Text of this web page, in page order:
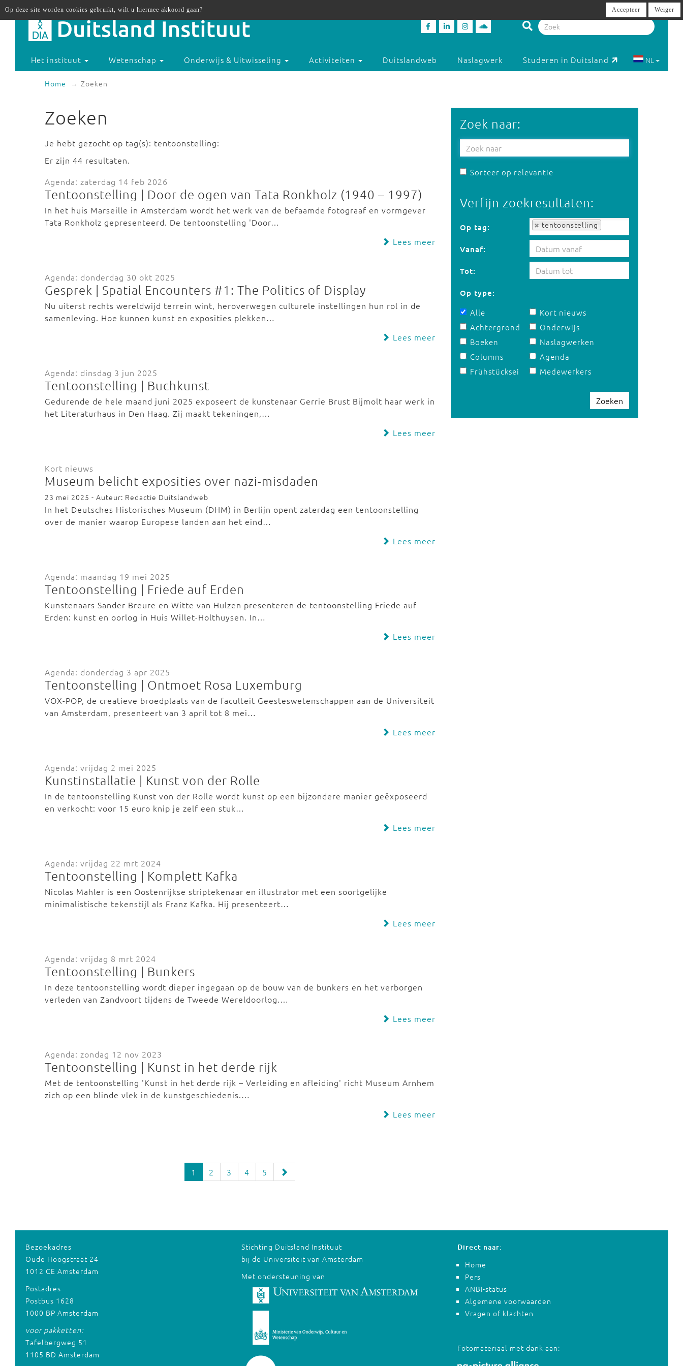
Het instituut Wetenschap Onderwijs & Uitwisseling Activiteiten Duitslandweb Naslagwerk Studeren in Duitsland NL
Home Zoeken
Zoeken
Je hebt gezocht op tag(s): tentoonstelling:
Er zijn 44 resultaten.
Agenda: zaterdag 14 feb 2026
Tentoonstelling | Door de ogen van Tata Ronkholz (1940 – 1997)
In het huis Marseille in Amsterdam wordt het werk van de befaamde fotograaf en vormgever
Tata Ronkholz gepresenteerd. De tentoonstelling 'Door…
Lees meer
Agenda: donderdag 30 okt 2025
Gesprek | Spatial Encounters #1: The Politics of Display
Nu uiterst rechts wereldwijd terrein wint, heroverwegen culturele instellingen hun rol in de
samenleving. Hoe kunnen kunst en exposities plekken…
Lees meer
Agenda: dinsdag 3 jun 2025
Tentoonstelling | Buchkunst
Gedurende de hele maand juni 2025 exposeert de kunstenaar Gerrie Brust Bijmolt haar werk in
het Literaturhaus in Den Haag. Zij maakt tekeningen,…
Lees meer
Kort nieuws
Museum belicht exposities over nazi-misdaden
23 mei 2025 - Auteur: Redactie Duitslandweb
In het Deutsches Historisches Museum (DHM) in Berlijn opent zaterdag een tentoonstelling
over de manier waarop Europese landen aan het eind…
Lees meer
Agenda: maandag 19 mei 2025
Tentoonstelling | Friede auf Erden
Kunstenaars Sander Breure en Witte van Hulzen presenteren de tentoonstelling Friede auf
Erden: kunst en oorlog in Huis Willet-Holthuysen. In…
Lees meer
Agenda: donderdag 3 apr 2025
Tentoonstelling | Ontmoet Rosa Luxemburg
VOX-POP, de creatieve broedplaats van de faculteit Geesteswetenschappen aan de Universiteit
van Amsterdam, presenteert van 3 april tot 8 mei…
Lees meer
Agenda: vrijdag 2 mei 2025
Kunstinstallatie | Kunst von der Rolle
In de tentoonstelling Kunst von der Rolle wordt kunst op een bijzondere manier geëxposeerd
en verkocht: voor 15 euro knip je zelf een stuk…
Lees meer
Agenda: vrijdag 22 mrt 2024
Tentoonstelling | Komplett Kafka
Nicolas Mahler is een Oostenrijkse striptekenaar en illustrator met een soortgelijke
minimalistische tekenstijl als Franz Kafka. Hij presenteert…
Lees meer
Agenda: vrijdag 8 mrt 2024
Tentoonstelling | Bunkers
In deze tentoonstelling wordt dieper ingegaan op de bouw van de bunkers en het verborgen
verleden van Zandvoort tijdens de Tweede Wereldoorlog.…
Lees meer
Agenda: zondag 12 nov 2023
Tentoonstelling | Kunst in het derde rijk
Met de tentoonstelling 'Kunst in het derde rijk – Verleiding en afleiding' richt Museum Arnhem
zich op een blinde vlek in de kunstgeschiedenis.…
Lees meer
1 2 3 4 5
Zoek naar:
Sorteer op relevantie
Verfijn zoekresultaten:
Op tag: tentoonstelling
Op tag:
Vanaf:
Tot:
Op type:
Alle
Achtergrond
Boeken
Columns
Frühstücksei
Kort nieuws
Onderwijs
Naslagwerken
Agenda
Medewerkers
Zoeken
Bezoekadres
Oude Hoogstraat 24
1012 CE Amsterdam
Postadres
Postbus 1628
1000 BP Amsterdam
voor pakketten:
Tafelbergweg 51
1105 BD Amsterdam
Stichting Duitsland Instituut
bij de Universiteit van Amsterdam
Met ondersteuning van
Direct naar:
Home
Pers
ANBI-status
Algemene voorwaarden
Vragen of klachten
Fotomateriaal met dank aan:
Op deze site worden cookies gebruikt, wilt u hiermee akkoord gaan? Accepteer Weiger